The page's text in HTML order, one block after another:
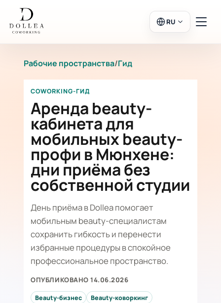
RU
Вход
В салон
Рабочие пространства
Календарь
Рабочие пространства/Гид
COWORKING-ГИД
Аренда beauty-
кабинета для
мобильных beauty-
профи в Мюнхене:
дни приёма без
собственной студии
День приёма в Dollea помогает
мобильным beauty-специалистам
сохранить гибкость и перенести
избранные процедуры в спокойное
профессиональное пространство.
ОПУБЛИКОВАНО 14.06.2026
Beauty-бизнес
Beauty-коворкинг